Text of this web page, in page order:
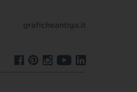
graficheantiga.it